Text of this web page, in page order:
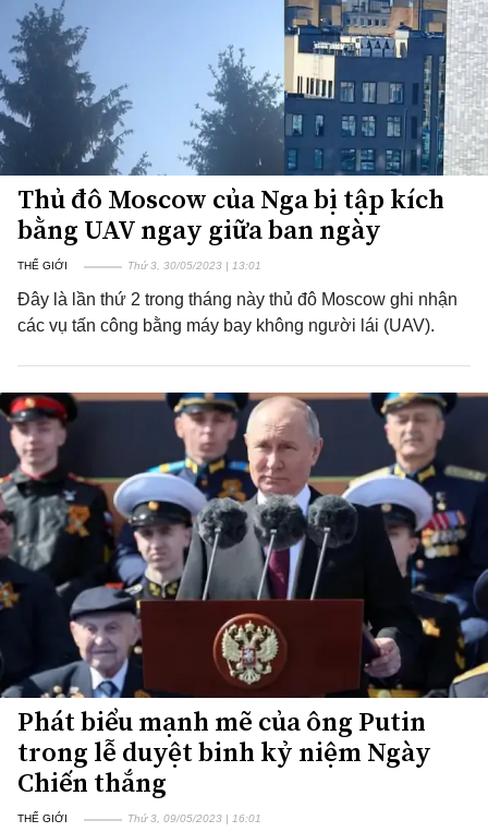
Thủ đô Moscow của Nga bị tập kích
bằng UAV ngay giữa ban ngày
THẾ GIỚI Thứ 3, 30/05/2023 | 13:01
Đây là lần thứ 2 trong tháng này thủ đô Moscow ghi nhận
các vụ tấn công bằng máy bay không người lái (UAV).
Phát biểu mạnh mẽ của ông Putin
trong lễ duyệt binh kỷ niệm Ngày
Chiến thắng
THẾ GIỚI Thứ 3, 09/05/2023 | 16:01